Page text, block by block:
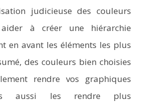
judicieuse des couleurs
à créer une hiérarchie
en avant les éléments les plus
des couleurs bien choisies
rendre vos graphiques
aussi les rendre plus